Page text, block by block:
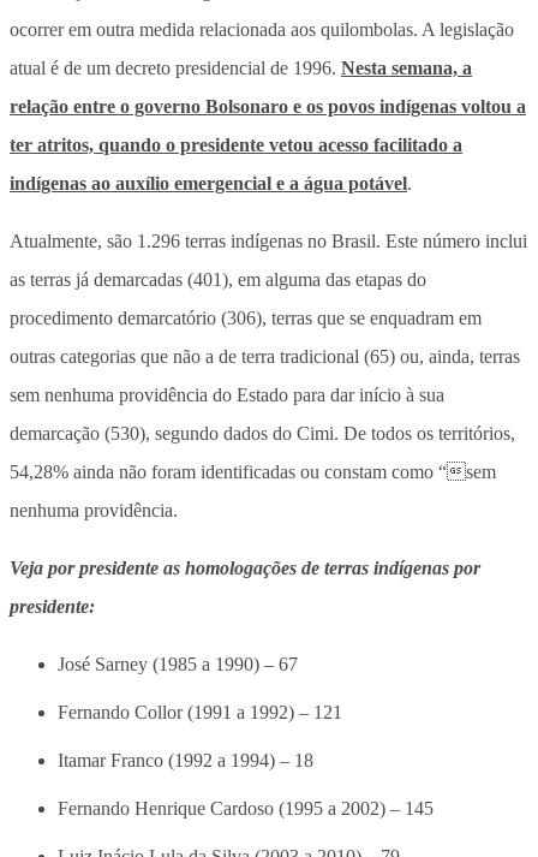
ocorrer em outra medida relacionada aos quilombolas. A legislação
atual é de um decreto presidencial de 1996. Nesta semana, a
relação entre o governo Bolsonaro e os povos indígenas voltou a
ter atritos, quando o presidente vetou acesso facilitado a
indígenas ao auxílio emergencial e a água potável.
Atualmente, são 1.296 terras indígenas no Brasil. Este número inclui
as terras já demarcadas (401), em alguma das etapas do
procedimento demarcatório (306), terras que se enquadram em
outras categorias que não a de terra tradicional (65) ou, ainda, terras
sem nenhuma providência do Estado para dar início à sua
demarcação (530), segundo dados do Cimi. De todos os territórios,
54,28% ainda não foram identificadas ou constam como “sem
nenhuma providência.
Veja por presidente as homologações de terras indígenas por
presidente:
José Sarney (1985 a 1990) – 67
Fernando Collor (1991 a 1992) – 121
Itamar Franco (1992 a 1994) – 18
Fernando Henrique Cardoso (1995 a 2002) – 145